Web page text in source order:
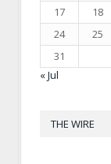
17
18
24
25
31
« Jul
THE WIRE